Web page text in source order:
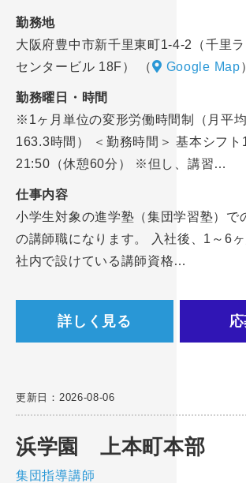
勤務地
大阪府豊中市新千里東町1-4-2（千里
センタービル 18F）
（ Google Map）
勤務曜日・時間
※1ヶ月単位の変形労働時間制（月平
163.3時間） ＜勤務時間＞ 基本シフト
21:50（休憩60分） ※但し、講習…
仕事内容
小学生対象の進学塾（集団学習塾）で
の講師職になります。 入社後、1～6
社内で設けている講師資格…
詳しく見る
更新日：2026-08-06
浜学園 上本町本部
集団指導講師